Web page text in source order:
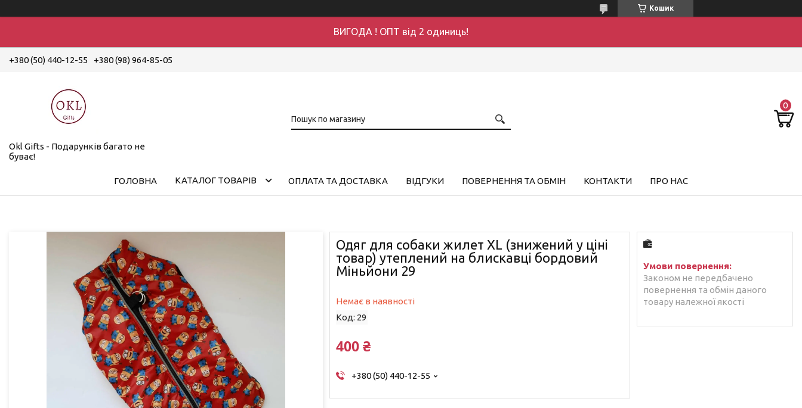
Кошик
ВИГОДА ! ОПТ від 2 одиниць!
+380 (50) 440-12-55 +380 (98) 964-85-05
Okl Gifts - Подарунків багато не
буває!
ГОЛОВНА КАТАЛОГ ТОВАРІВ ОПЛАТА ТА ДОСТАВКА ВІДГУКИ ПОВЕРНЕННЯ ТА ОБМІН КОНТАКТИ ПРО НАС
Одяг для собаки жилет XL (знижений у ціні
товар) утеплений на блискавці бордовий
Міньйони 29
Немає в наявності
Код: 29
400 ₴
+380 (50) 440-12-55
Законом не передбачено
повернення та обмін даного
товару належної якості